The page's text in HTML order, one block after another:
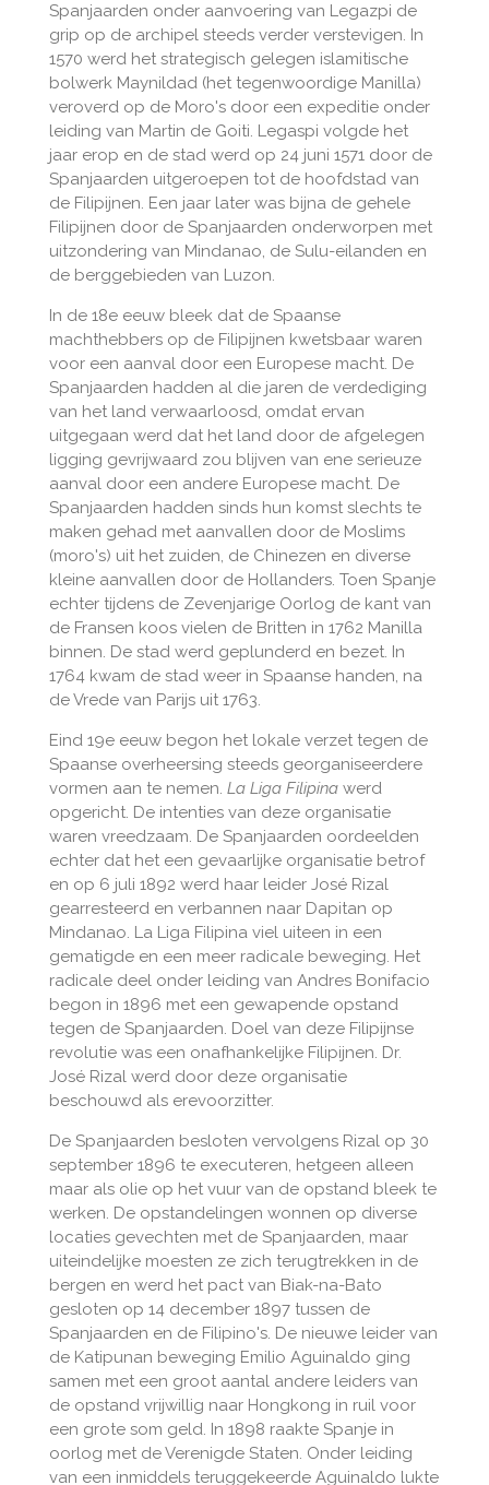
Spanjaarden onder aanvoering van Legazpi de
grip op de archipel steeds verder verstevigen. In
1570 werd het strategisch gelegen islamitische
bolwerk Maynildad (het tegenwoordige Manilla)
veroverd op de Moro's door een expeditie onder
leiding van Martin de Goiti. Legaspi volgde het
jaar erop en de stad werd op 24 juni 1571 door de
Spanjaarden uitgeroepen tot de hoofdstad van
de Filipijnen. Een jaar later was bijna de gehele
Filipijnen door de Spanjaarden onderworpen met
uitzondering van Mindanao, de Sulu-eilanden en
de berggebieden van Luzon.
In de 18e eeuw bleek dat de Spaanse
machthebbers op de Filipijnen kwetsbaar waren
voor een aanval door een Europese macht. De
Spanjaarden hadden al die jaren de verdediging
van het land verwaarloosd, omdat ervan
uitgegaan werd dat het land door de afgelegen
ligging gevrijwaard zou blijven van ene serieuze
aanval door een andere Europese macht. De
Spanjaarden hadden sinds hun komst slechts te
maken gehad met aanvallen door de Moslims
(moro's) uit het zuiden, de Chinezen en diverse
kleine aanvallen door de Hollanders. Toen Spanje
echter tijdens de Zevenjarige Oorlog de kant van
de Fransen koos vielen de Britten in 1762 Manilla
binnen. De stad werd geplunderd en bezet. In
1764 kwam de stad weer in Spaanse handen, na
de Vrede van Parijs uit 1763.
Eind 19e eeuw begon het lokale verzet tegen de
Spaanse overheersing steeds georganiseerdere
vormen aan te nemen. La Liga Filipinawerd
opgericht. De intenties van deze organisatie
waren vreedzaam. De Spanjaarden oordeelden
echter dat het een gevaarlijke organisatie betrof
en op 6 juli 1892 werd haar leider José Rizal
gearresteerd en verbannen naar Dapitan op
Mindanao. La Liga Filipina viel uiteen in een
gematigde en een meer radicale beweging. Het
radicale deel onder leiding van Andres Bonifacio
begon in 1896 met een gewapende opstand
tegen de Spanjaarden. Doel van deze Filipijnse
revolutie was een onafhankelijke Filipijnen. Dr.
José Rizal werd door deze organisatie
beschouwd als erevoorzitter.
De Spanjaarden besloten vervolgens Rizal op 30
september 1896 te executeren, hetgeen alleen
maar als olie op het vuur van de opstand bleek te
werken. De opstandelingen wonnen op diverse
locaties gevechten met de Spanjaarden, maar
uiteindelijke moesten ze zich terugtrekken in de
bergen en werd het pact van Biak-na-Bato
gesloten op 14 december 1897 tussen de
Spanjaarden en de Filipino's. De nieuwe leider van
de Katipunan beweging Emilio Aguinaldo ging
samen met een groot aantal andere leiders van
de opstand vrijwillig naar Hongkong in ruil voor
een grote som geld. In 1898 raakte Spanje in
oorlog met de Verenigde Staten. Onder leiding
van een inmiddels teruggekeerde Aguinaldo lukte